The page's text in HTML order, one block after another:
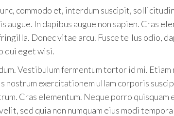
commodo et, interdum suscipit,
In dapibus augue non sapien. Cras
Donec vitae arcu. Fusce tellus odio,
dui eget wisi.
Vestibulum fermentum tortor id mi. Etiam
nostrum exercitationem ullam corporis
Cras elementum. Neque porro quisquam
sed quia non numquam eius modi